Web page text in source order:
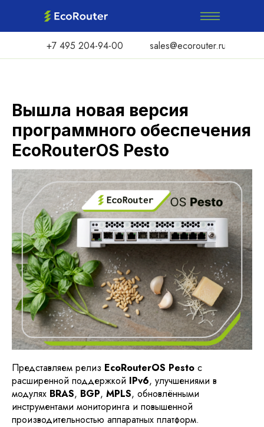
+7 495 204-94-00 sales@ecorouter.ru
Вышла новая версия
программного обеспечения
EcoRouterOS Pesto
Представляем релиз EcoRouterOS Pesto с
расширенной поддержкой IPv6, улучшениями в
модулях BRAS, BGP, MPLS, обновлёнными
инструментами мониторинга и повышенной
производительностью аппаратных платформ.